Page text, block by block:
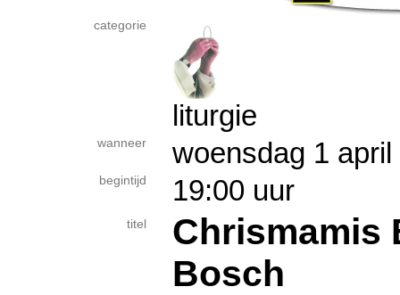
categorie
liturgie
wanneer woensdag 1
begintijd 19:00 uur
titel
Chrismamis
Bosch